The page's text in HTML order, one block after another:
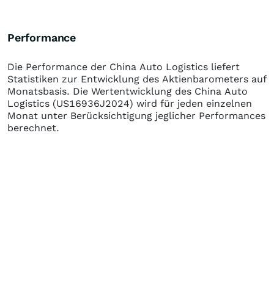
Performance
Die Performance der China Auto Logistics liefert
Statistiken zur Entwicklung des Aktienbarometers auf
Monatsbasis. Die Wertentwicklung des China Auto
Logistics (US16936J2024) wird für jeden einzelnen
Monat unter Berücksichtigung jeglicher Performances
berechnet.